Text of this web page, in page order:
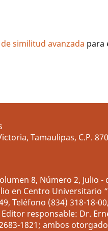
similitud avanzada para
Tamaulipas, C.P.
8, Número 2, Julio
en Centro Universitario
Teléfono (834) 318-18-
responsable: Dr.
1821; ambos